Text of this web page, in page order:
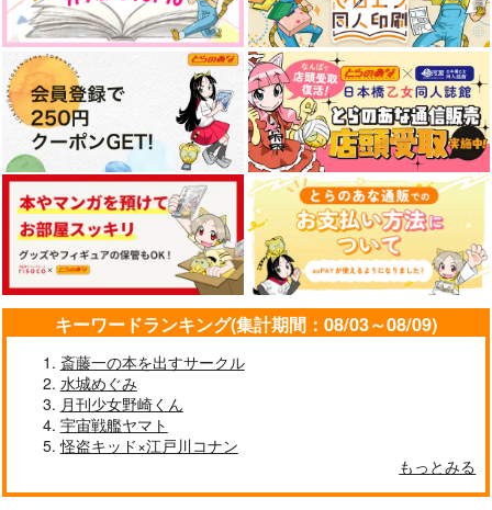
キーワードランキング(集計期間：08/03～08/09)
斎藤一の本を出すサークル
水城めぐみ
月刊少女野崎くん
宇宙戦艦ヤマト
怪盗キッド×江戸川コナン
もっとみる